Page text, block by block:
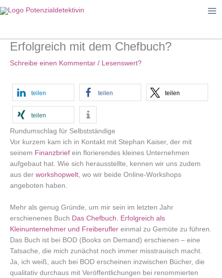
Inhalt
Erfolgreich mit dem Chefbuch?
Schreibe einen Kommentar / Lesenswert?
teilen teilen teilen
teilen
Rundumschlag für Selbstständige
Vor kurzem kam ich in Kontakt mit Stephan Kaiser, der mit
seinem Finanzbrief ein florierendes kleines Unternehmen
aufgebaut hat. Wie sich herausstellte, kennen wir uns zudem
aus der workshopwelt, wo wir beide Online-Workshops
angeboten haben.
Mehr als genug Gründe, um mir sein im letzten Jahr
erschienenes Buch Das Chefbuch. Erfolgreich als
Kleinunternehmer und Freiberufler einmal zu Gemüte zu führen.
Das Buch ist bei BOD (Books on Demand) erschienen – eine
Tatsache, die mich zunächst noch immer misstrauisch macht.
Ja, ich weiß, auch bei BOD erscheinen inzwischen Bücher, die
qualitativ durchaus mit Veröffentlichungen bei renommierten